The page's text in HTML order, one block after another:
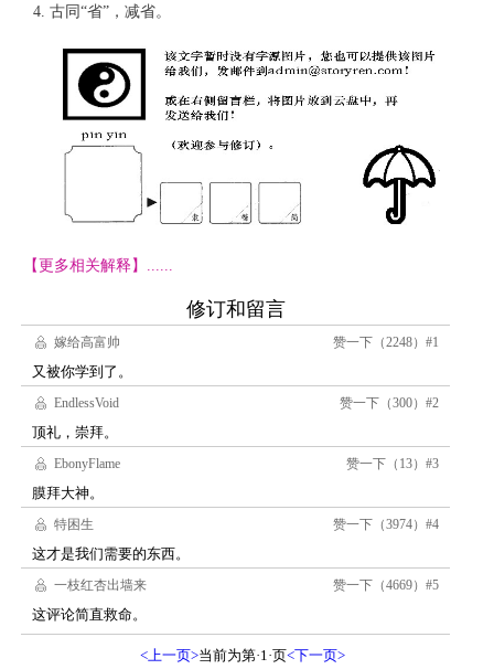
古同“省”，减省。
【更多相关解释】......